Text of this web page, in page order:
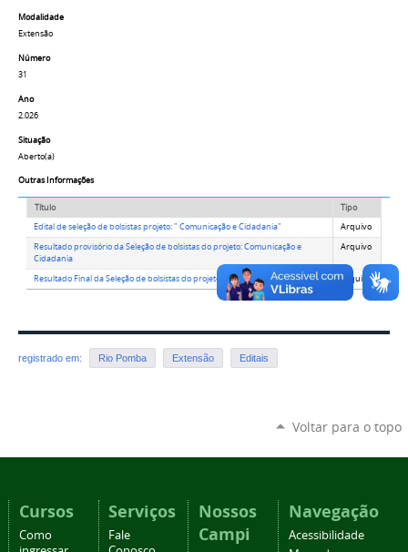
Modalidade
Extensão
Número
31
Ano
2.026
Situação
Aberto(a)
Outras Informações
Título
Tipo
Edital de seleção de bolsistas projeto: " Comunicação e Cidadania"
Arquivo
Resultado provisório da Seleção de bolsistas do projeto: Comunicação e
Cidadania
Arquivo
Resultado Final da Seleção de bolsistas do projeto: Comunicação e Cidadania Arquivo
registrado em: Rio Pomba Extensão Editais
Voltar para o topo
Cursos
Como
Serviços
Fale
Nossos
Campi
Navegação
Acessibilidade